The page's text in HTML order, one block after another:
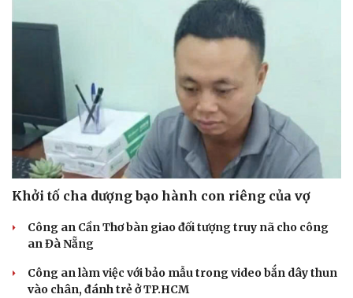
Khởi tố cha dượng bạo hành con riêng của vợ
Công an Cần Thơ bàn giao đối tượng truy nã cho công
an Đà Nẵng
Công an làm việc với bảo mẫu trong video bắn dây thun
vào chân, đánh trẻ ở TP.HCM